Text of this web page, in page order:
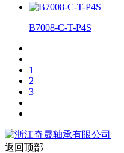
B7008-C-T-P4S
1
2
3
返回顶部